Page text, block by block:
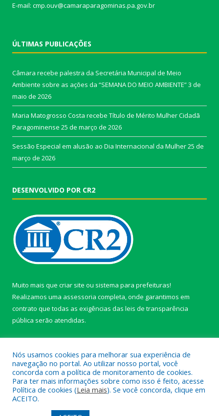
E-mail: cmp.ouv@camaraparagominas.pa.gov.br
ÚLTIMAS PUBLICAÇÕES
Câmara recebe palestra da Secretária Municipal de Meio
Ambiente sobre as ações da “SEMANA DO MEIO AMBIENTE”3 de
maio de 2026
Maria Matogrosso Costa recebe Título de Mérito Mulher Cidadã
Paragominense 25 de março de 2026
Sessão Especial em alusão ao Dia Internacional da Mulher25 de
março de 2026
DESENVOLVIDO POR CR2
Muito mais que criar site ou sistema para prefeituras!
Realizamos uma assessoria completa, onde garantimos em
contrato que todas as exigências das leis de transparência
pública serão atendidas.
Todos os direitos reservados a câmara de Paragominas.
Nós usamos cookies para melhorar sua experiência de
navegação no portal. Ao utilizar nosso portal, você
concorda com a política de monitoramento de cookies.
Para ter mais informações sobre como isso é feito, acesse
Política de cookies (Leia mais). Se você concorda, clique em
ACEITO.